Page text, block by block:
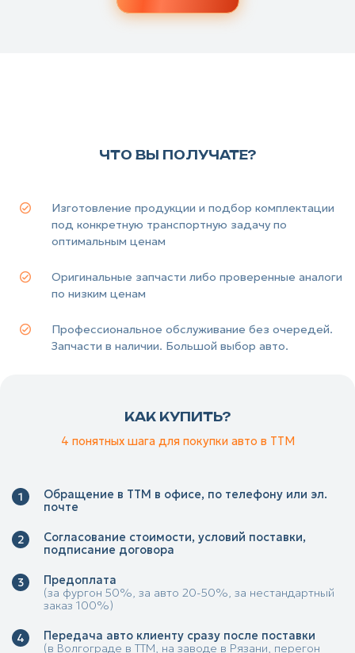
ЧТО ВЫ ПОЛУЧАТЕ?
Изготовление продукции и подбор комплектации
под конкретную транспортную задачу по
оптимальным ценам
Оригинальные запчасти либо проверенные аналоги
по низким ценам
Профессиональное обслуживание без очередей.
Запчасти в наличии. Большой выбор авто.
КАК КУПИТЬ?
4 понятных шага для покупки авто в ТТМ
Обращение в ТТМ в офисе, по телефону или эл.
почте
Согласование стоимости, условий поставки,
подписание договора
Предоплата
(за фургон 50%, за авто 20-50%, за нестандартный
заказ 100%)
Передача авто клиенту сразу после поставки
(в Волгограде в ТТМ, на заводе в Рязани, перегон